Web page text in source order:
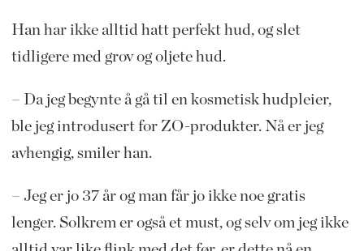
Han har ikke alltid hatt perfekt hud, og slet
tidligere med grov og oljete hud.
– Da jeg begynte å gå til en kosmetisk hudpleier,
ble jeg introdusert for ZO-produkter. Nå er jeg
avhengig, smiler han.
– Jeg er jo 37 år og man får jo ikke noe gratis
lenger. Solkrem er også et must, og selv om jeg ikke